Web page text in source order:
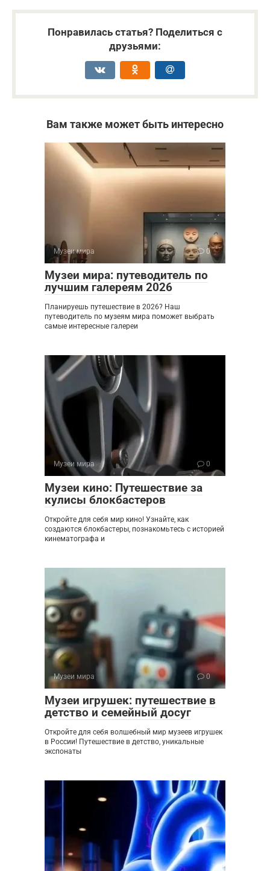
Понравилась статья? Поделиться с
друзьями:
Вам также может быть интересно
Музеи мира 0
Музеи мира: путеводитель по
лучшим галереям 2026
Планируешь путешествие в 2026? Наш
путеводитель по музеям мира поможет выбрать
самые интересные галереи
Музеи мира 0
Музеи кино: Путешествие за
кулисы блокбастеров
Откройте для себя мир кино! Узнайте, как
создаются блокбастеры, познакомьтесь с историей
кинематографа и
Музеи мира 0
Музеи игрушек: путешествие в
детство и семейный досуг
Откройте для себя волшебный мир музеев игрушек
в России! Путешествие в детство, уникальные
экспонаты